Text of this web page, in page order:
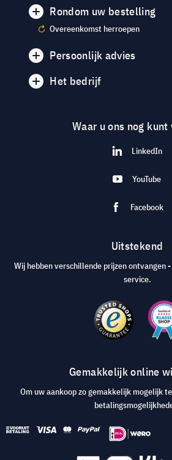
Rondom uw bestelling
Overeenkomst herroepen
Persoonlijk advies
Het bedrijf
Waar u ons nog kunt
LinkedIn
YouTube
Facebook
Uitstekend
Wij hebben verschillende prijzen ontvangen
service.
Gemakkelijk online
Om uw aankoop zo gemakkelijk mogelijk